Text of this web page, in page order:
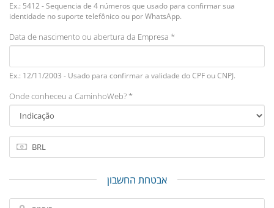
Ex.: 5412 - Sequencia de 4 números que usado para confirmar sua
identidade no suporte telefônico ou por WhatsApp.
Data de nascimento ou abertura da Empresa *
Ex.: 12/11/2003 - Usado para confirmar a validade do CPF ou CNPJ.
Onde conheceu a CaminhoWeb? *
אבטחת החשבון